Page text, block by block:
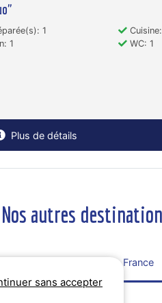
1
1
WC: 1
Plus de détails
Nos autres
Régions France
sans accepter